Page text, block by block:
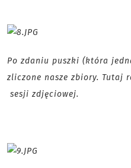
Po zdaniu puszki (która
zliczone nasze zbiory. Tutaj
sesji zdjęciowej.